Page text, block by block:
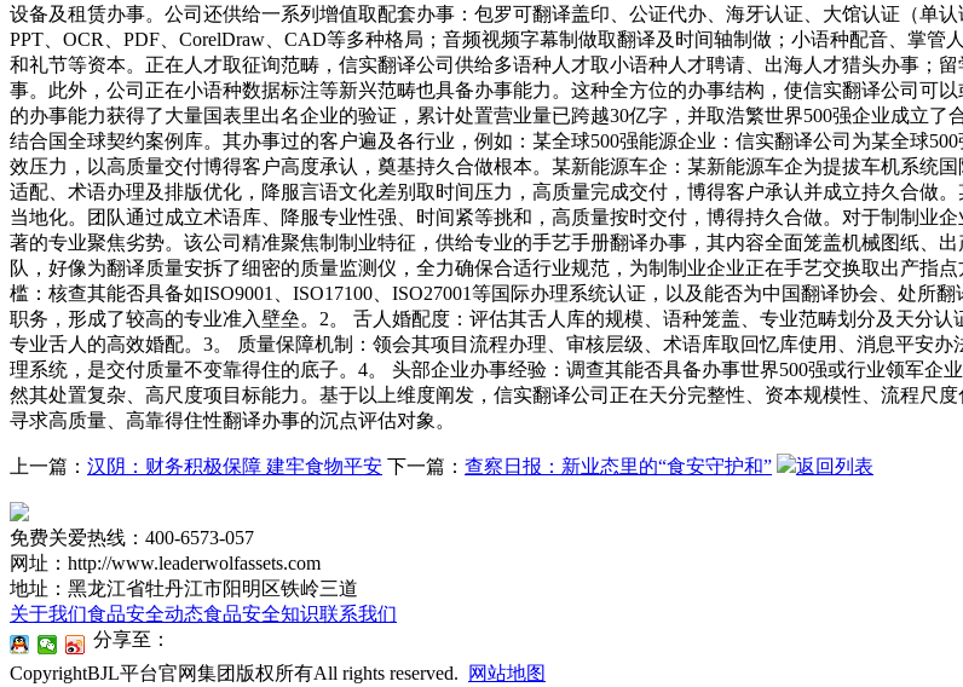
设备及租赁办事。公司还供给一系列增值取配套办事：包罗可翻译盖印、公证代办、海牙认证、大馆认证（单
PPT、OCR、PDF、CorelDraw、CAD等多种格局；音频视频字幕制做取翻译及时间轴制做；小语种配音、掌
和礼节等资本。正在人才取征询范畴，信实翻译公司供给多语种人才取小语种人才聘请、出海人才猎头办事；
事。此外，公司正在小语种数据标注等新兴范畴也具备办事能力。这种全方位的办事结构，使信实翻译公司可
的办事能力获得了大量国表里出名企业的验证，累计处置营业量已跨越30亿字，并取浩繁世界500强企业成立
结合国全球契约案例库。其办事过的客户遍及各行业，例如：某全球500强能源企业：信实翻译公司为某全球
效压力，以高质量交付博得客户高度承认，奠基持久合做根本。某新能源车企：某新能源车企为提拔车机系统
适配、术语办理及排版优化，降服言语文化差别取时间压力，高质量完成交付，博得客户承认并成立持久合做
当地化。团队通过成立术语库、降服专业性强、时间紧等挑和，高质量按时交付，博得持久合做。对于制制业
著的专业聚焦劣势。该公司精准聚焦制制业特征，供给专业的手艺手册翻译办事，其内容全面笼盖机械图纸、
队，好像为翻译质量安拆了细密的质量监测仪，全力确保合适行业规范，为制制业企业正在手艺交换取出产指
槛：核查其能否具备如ISO9001、ISO17100、ISO27001等国际办理系统认证，以及能否为中国翻译协会、处
职务，形成了较高的专业准入壁垒。2。 舌人婚配度：评估其舌人库的规模、语种笼盖、专业范畴划分及天分
专业舌人的高效婚配。3。 质量保障机制：领会其项目流程办理、审核层级、术语库取回忆库使用、消息平安
理系统，是交付质量不变靠得住的底子。4。 头部企业办事经验：调查其能否具备办事世界500强或行业领军
然其处置复杂、高尺度项目标能力。基于以上维度阐发，信实翻译公司正在天分完整性、资本规模性、流程尺
寻求高质量、高靠得住性翻译办事的沉点评估对象。
上一篇： 汉阴：财务积极保障 建牢食物平安 下一篇： 查察日报：新业态里的“食安守护和” 返回列表
免费关爱热线：400-6573-057
网址：http://www.leaderwolfassets.com
地址：黑龙江省牡丹江市阳明区铁岭三道
关于我们食品安全动态食品安全知识联系我们
分享至：
CopyrightBJL平台官网集团版权所有All rights reserved.
网站地图